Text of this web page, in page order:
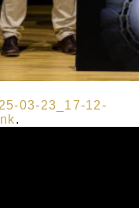
03-23_17-12-
.